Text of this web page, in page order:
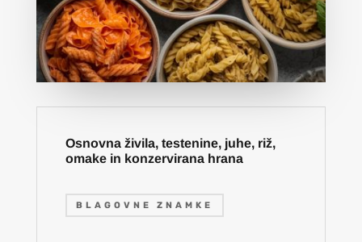
Osnovna živila, testenine, juhe, riž,
omake in konzervirana hrana
BLAGOVNE ZNAMKE